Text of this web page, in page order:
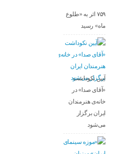
۷۵۹ اثر به «طلوع
ماه» رسید
آیین نکوداشت
«آقای صدا» در
خانه‌ی هنرمندان
ایران برگزار
می‌شود